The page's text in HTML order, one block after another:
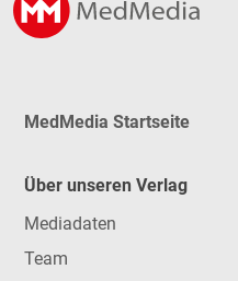
MedMedia Startseite
Über unseren Verlag
Mediadaten
Team